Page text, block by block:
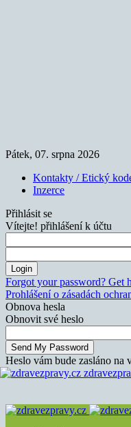
Pátek, 07. srpna 2026
Kontakty / Etický
Inzerce
Přihlásit se
Vítejte! přihlášení k účtu
Forgot your password? Get
Prohlášení o zásadách
Obnova hesla
Obnovit své heslo
Heslo vám bude zasláno na